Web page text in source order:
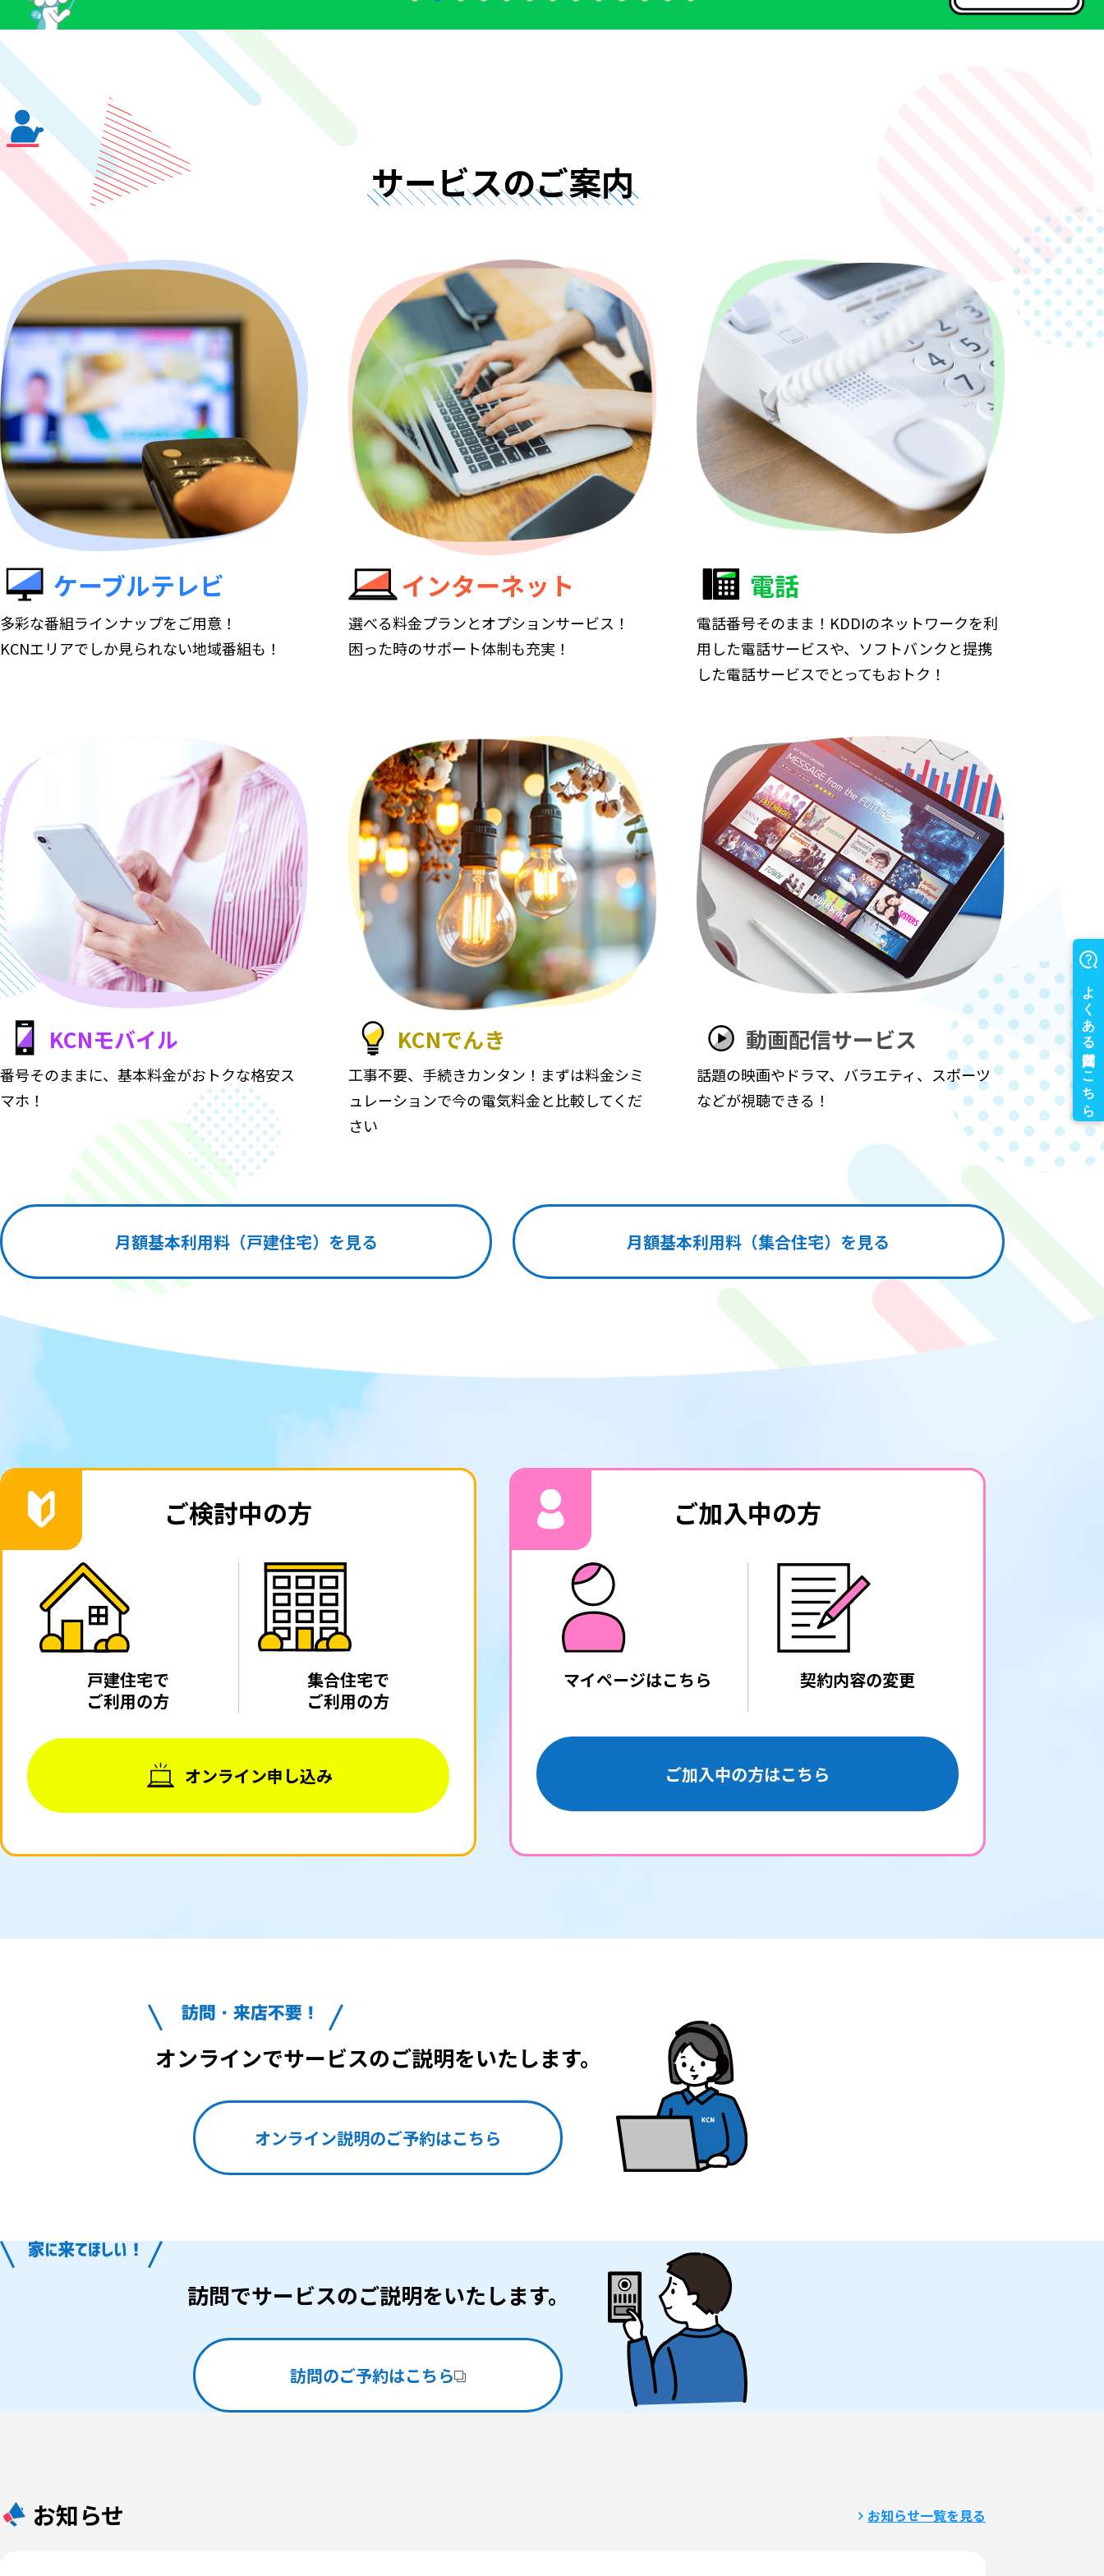
サービスのご案内
ケーブルテレビ
多彩な番組ラインナップをご用意！
KCNエリアでしか見られない地域番組も！
インターネット
選べる料金プランとオプションサービス！
困った時のサポート体制も充実！
電話
電話番号そのまま！KDDIのネットワークを利
用した電話サービスや、ソフトバンクと提携
した電話サービスでとってもおトク！
KCNモバイル
番号そのままに、基本料金がおトクな格安ス
マホ！
KCNでんき
工事不要、手続きカンタン！まずは料金シミ
ュレーションで今の電気料金と比較してくだ
さい
動画配信サービス
話題の映画やドラマ、バラエティ、スポーツ
などが視聴できる！
月額基本利用料（戸建住宅）を見る 月額基本利用料（集合住宅）を見る
ご検討中の方
戸建住宅で
ご利用の方
集合住宅で
ご利用の方
オンライン申し込み
ご加入中の方
マイページはこちら 契約内容の変更
ご加入中の方はこちら
オンラインでサービスのご説明をいたします。
オンライン説明のご予約はこちら
訪問でサービスのご説明をいたします。
訪問のご予約はこちら
お知らせ お知らせ一覧を見る